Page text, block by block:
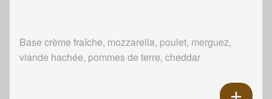
Base crème fraîche, mozzarella, poulet, merguez,
viande hachée, pommes de terre, cheddar